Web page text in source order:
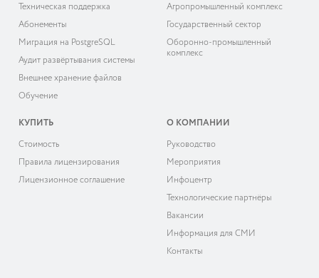
Техническая поддержка
Абонементы
Миграция на PostgreSQL
Аудит развёртывания системы
Внешнее хранение файлов
Обучение
Агропромышленный комплекс
Государственный сектор
Оборонно-промышленный
комплекс
КУПИТЬ
Cтоимость
Правила лицензирования
Лицензионное соглашение
О КОМПАНИИ
Руководство
Мероприятия
Инфоцентр
Технологические партнёры
Вакансии
Информация для СМИ
Контакты